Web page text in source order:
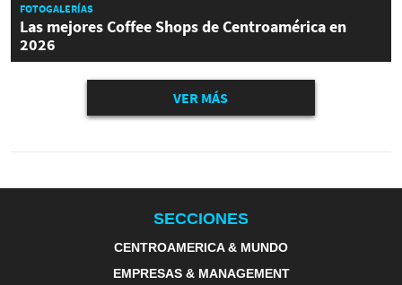
FOTOGALERÍAS
Las mejores Coffee Shops de Centroamérica en
2026
VER MÁS
SECCIONES
CENTROAMERICA & MUNDO
EMPRESAS & MANAGEMENT